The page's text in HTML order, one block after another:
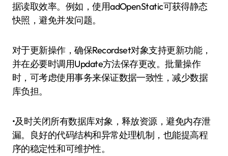
据读取效率。例如，使用adOpenStatic可获得静态
快照，避免并发问题。
对于更新操作，确保Recordset对象支持更新功能，
并在必要时调用Update方法保存更改。批量操作
时，可考虑使用事务来保证数据一致性，减少数据
库负担。
•及时关闭所有数据库对象，释放资源，避免内存泄
漏。良好的代码结构和异常处理机制，也能提高程
序的稳定性和可维护性。